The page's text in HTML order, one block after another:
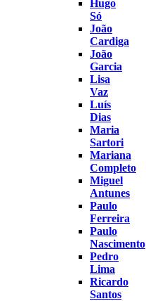
Hugo
Só
João
Cardiga
João
Garcia
Lisa
Vaz
Luís
Dias
Maria
Sartori
Mariana
Completo
Miguel
Antunes
Paulo
Ferreira
Paulo
Nascimento
Pedro
Lima
Ricardo
Santos